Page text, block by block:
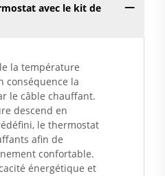
avec le kit de
la température
conséquence la
le câble chauffant.
descend en
le thermostat
afin de
confortable.
énergétique et